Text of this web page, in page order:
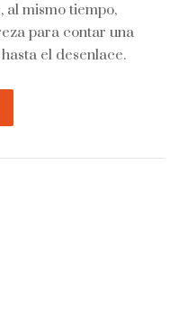
al mismo tiempo,
para contar una
el desenlace.